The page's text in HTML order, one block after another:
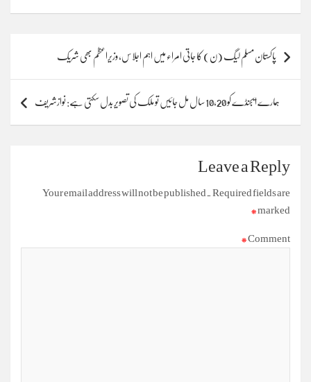
Post
navigation
پاکستان مسلم لیگ (ن) کا جاتی امراء میں اہم اجلاس، وزیراعظم بھی شریک
ہمارے ایجنڈے کو 10،20 سال مل جائیں تو ملک کی تصویر بدل سکتی ہے: نوازشریف
Leave a Reply
Your email address will not be published. Required fields are
marked
*
Comment
*